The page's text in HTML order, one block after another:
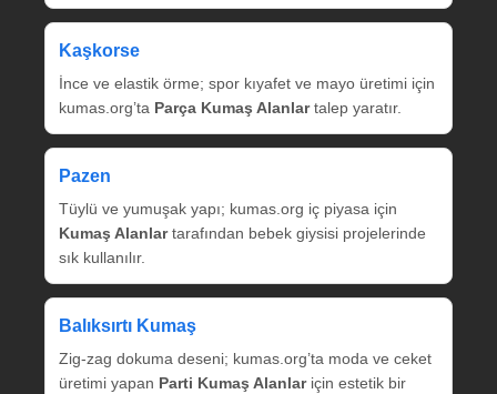
Kaşkorse
İnce ve elastik örme; spor kıyafet ve mayo üretimi için
kumas.org’ta Parça Kumaş Alanlartalep yaratır.
Pazen
Tüylü ve yumuşak yapı; kumas.org iç piyasa için
Kumaş Alanlartarafından bebek giysisi projelerinde
sık kullanılır.
Balıksırtı Kumaş
Zig‑zag dokuma deseni; kumas.org’ta moda ve ceket
üretimi yapan Parti Kumaş Alanlariçin estetik bir